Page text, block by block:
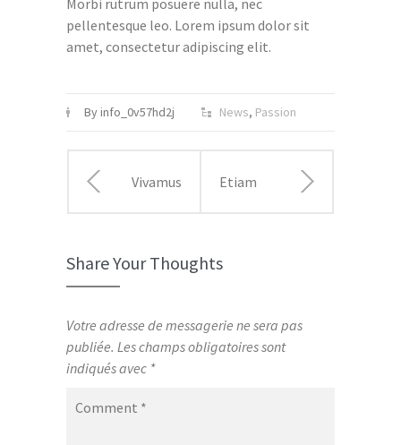
pellentesque leo. Lorem ipsum dolor sit
amet, consectetur adipiscing elit.
By info_0v57hd2j News, Passion
Vivamus
risus
rhoncus
Etiam
erat
fringilla
Share Your Thoughts
Votre adresse de messagerie ne sera pas
publiée. Les champs obligatoires sont
indiqués avec *
Comment *